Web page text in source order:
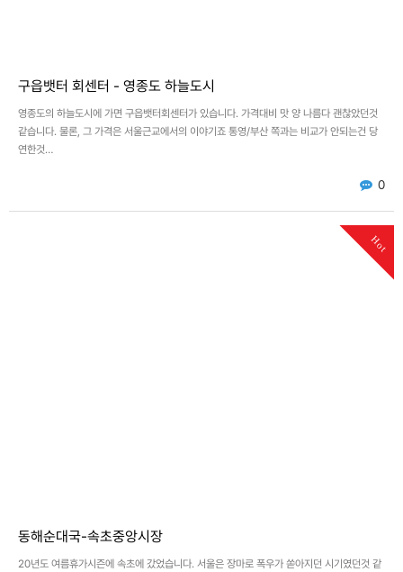
구읍뱃터 회센터 - 영종도 하늘도시
영종도의 하늘도시에 가면 구읍뱃터회센터가 있습니다. 가격대비 맛 양 나름다 괜찮았던것
같습니다. 물론, 그 가격은 서울근교에서의 이야기죠 통영/부산 쪽과는 비교가 안되는건 당
연한것…
0
Hot
동해순대국-속초중앙시장
20년도 여름휴가시즌에 속초에 갔었습니다. 서울은 장마로 폭우가 쏟아지던 시기였던것 같